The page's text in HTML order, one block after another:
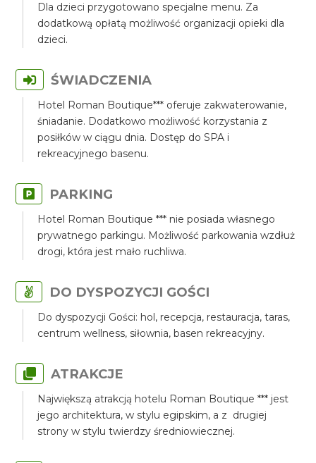
Dla dzieci przygotowano specjalne menu. Za
dodatkową opłatą możliwość organizacji opieki dla
dzieci.
ŚWIADCZENIA
Hotel Roman Boutique*** oferuje zakwaterowanie,
śniadanie. Dodatkowo możliwość korzystania z
posiłków w ciągu dnia. Dostęp do SPA i
rekreacyjnego basenu.
PARKING
Hotel Roman Boutique *** nie posiada własnego
prywatnego parkingu. Możliwość parkowania wzdłuż
drogi, która jest mało ruchliwa.
DO DYSPOZYCJI GOŚCI
Do dyspozycji Gości: hol, recepcja, restauracja, taras,
centrum wellness, siłownia, basen rekreacyjny.
ATRAKCJE
Największą atrakcją hotelu Roman Boutique *** jest
jego architektura, w stylu egipskim, a z drugiej
strony w stylu twierdzy średniowiecznej.